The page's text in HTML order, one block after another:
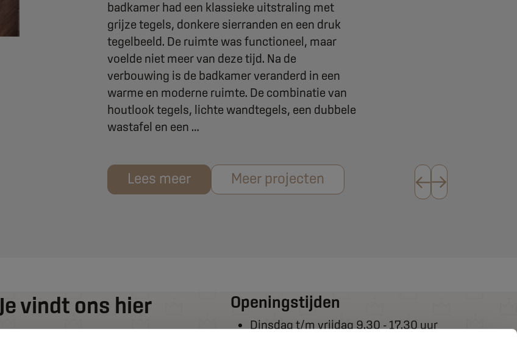
badkamer had een klassieke uitstraling met
grijze tegels, donkere sierranden en een druk
tegelbeeld. De ruimte was functioneel, maar
voelde niet meer van deze tijd. Na de
verbouwing is de badkamer veranderd in een
warme en moderne ruimte. De combinatie van
houtlook tegels, lichte wandtegels, een dubbele
wastafel en een …
Lees meer Meer projecten
Je vindt ons hier Openingstijden
Dinsdag t/m vrijdag 9.30 - 17.30 uur